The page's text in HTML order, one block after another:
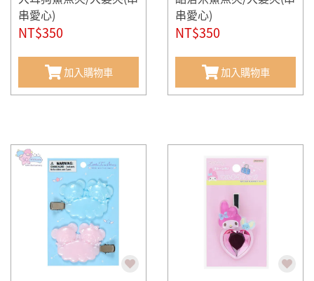
串愛心)
NT$350
加入購物車
串愛心)
NT$350
加入購物車